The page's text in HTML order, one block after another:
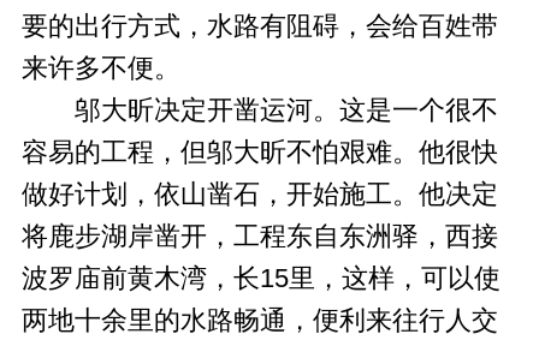
要的出行方式，水路有阻碍，会给百姓带
来许多不便。
邬大昕决定开凿运河。这是一个很不
容易的工程，但邬大昕不怕艰难。他很快
做好计划，依山凿石，开始施工。他决定
将鹿步湖岸凿开，工程东自东洲驿，西接
波罗庙前黄木湾，长15里，这样，可以使
两地十余里的水路畅通，便利来往行人交